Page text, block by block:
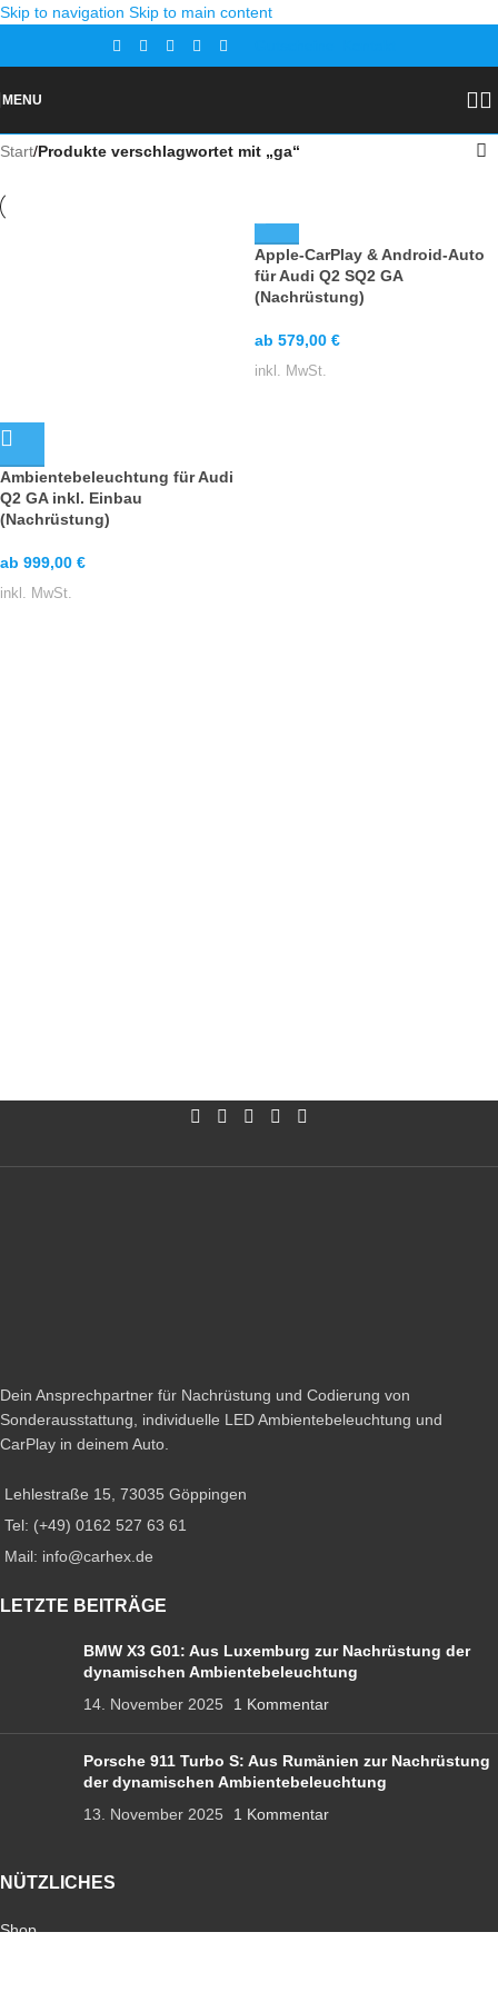
Skip to navigation Skip to main content
MENU
Start/Produkte verschlagwortet mit „ga“
Ambientebeleuchtung für Audi
Q2 GA inkl. Einbau
(Nachrüstung)
ab 999,00 €
inkl. MwSt.
Apple-CarPlay & Android-Auto
für Audi Q2 SQ2 GA
(Nachrüstung)
ab 579,00 €
inkl. MwSt.
Dein Ansprechpartner für Nachrüstung und Codierung von
Sonderausstattung, individuelle LED Ambientebeleuchtung und
CarPlay in deinem Auto.
Lehlestraße 15, 73035 Göppingen
Tel: (+49) 0162 527 63 61
Mail: info@carhex.de
LETZTE BEITRÄGE
BMW X3 G01: Aus Luxemburg zur Nachrüstung der
dynamischen Ambientebeleuchtung
14. November 2025
1 Kommentar
Porsche 911 Turbo S: Aus Rumänien zur Nachrüstung
der dynamischen Ambientebeleuchtung
13. November 2025
1 Kommentar
NÜTZLICHES
Shop